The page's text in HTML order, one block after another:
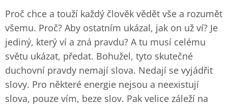
Proč chce a touží každý člověk vědět vše a rozumět
všemu. Proč? Aby ostatním ukázal, jak on už ví? Je
jediný, který ví a zná pravdu? A tu musí celému
světu ukázat, předat. Bohužel, tyto skutečné
duchovní pravdy nemají slova. Nedají se vyjádřit
slovy. Pro některé energie nejsou a neexistují
slova, pouze vím, beze slov. Pak velice záleží na